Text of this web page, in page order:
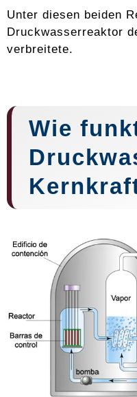
Unter diesen beiden
Druckwasserreaktor
verbreitete.
Wie